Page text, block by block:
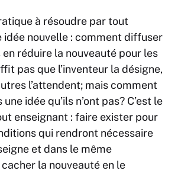
à résoudre par tout
idée nouvelle : comment diffuser
réduire la nouveauté pour les
pas que l’inventeur la désigne,
l’attendent; mais comment
idée qu’ils n’ont pas? C’est le
enseignant : faire exister pour
qui rendront nécessaire
et dans le même
la nouveauté en le